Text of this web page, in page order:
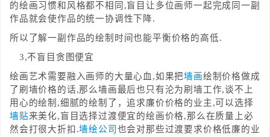
的绘画习惯和风格都不相同,盲目让多位画师一起完成同一副
作品就会使作品的统一协调性下降.
所以了解一副作品的绘制时间也能平衡价格的高低.
3,不盲目贪图便宜
绘画艺术需要融入画师的大量心血,如果把墙画绘制价格做成
了刷墙价格的话,那么墙画最后也只有沦为刷墙工作,谈不上
用心的绘制,细腻的绘制了，追求廉价价格的业主,可以选择
墙贴来美化,盲目选择过渡便宜的绘画价格,那么在质量上必
然会打很大折扣.墙绘公司 也会对那些过渡要求价格低廉的业